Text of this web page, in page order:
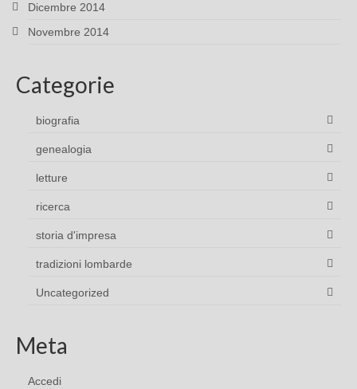
Dicembre 2014
Novembre 2014
Categorie
biografia
genealogia
letture
ricerca
storia d'impresa
tradizioni lombarde
Uncategorized
Meta
Accedi